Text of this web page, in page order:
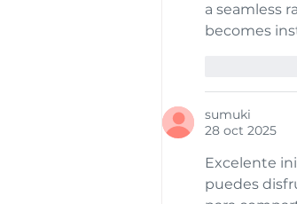
a seamless
becomes
sumuki
28 oct 2025
Excelente
puedes